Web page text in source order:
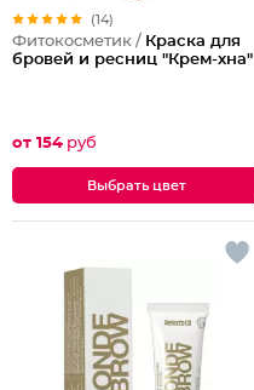
(14)
Фитокосметик / Краска для
бровей и ресниц "Крем-хна"
от 154 руб
Выбрать цвет